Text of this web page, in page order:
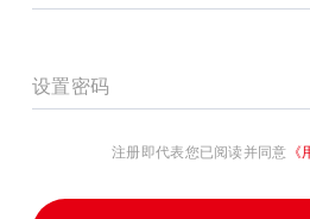
设置密码
注册即代表您已阅读并同意